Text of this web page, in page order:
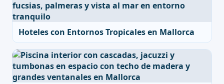
Hoteles con Entornos Tropicales en Mallorca